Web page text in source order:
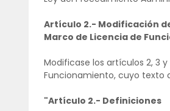
Artículo 2.- Modificación de
Marco de Licencia de
Modificase los artículos 2, 3
Funcionamiento, cuyo texto
"Artículo 2.- Definiciones